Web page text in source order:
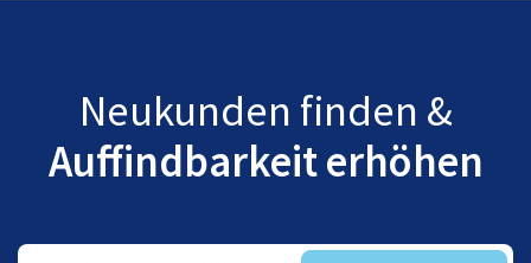
Neukunden finden &
Auffindbarkeit erhöhen